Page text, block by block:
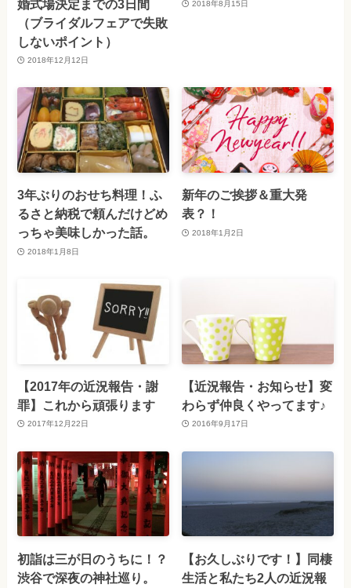
婚式場決定までの3日間
（ブライダルフェアで失敗
しないポイント）
2018年12月12日
2018年8月15日
3年ぶりのおせち料理！ふ
るさと納税で頼んだけどめ
っちゃ美味しかった話。
2018年1月8日
新年のご挨拶＆重大発
表？！
2018年1月2日
【2017年の近況報告・謝
罪】これから頑張ります
2017年12月22日
【近況報告・お知らせ】変
わらず仲良くやってます♪
2016年9月17日
初詣は三が日のうちに！？
渋谷で深夜の神社巡り。
【お久しぶりです！】同棲
生活と私たち2人の近況報